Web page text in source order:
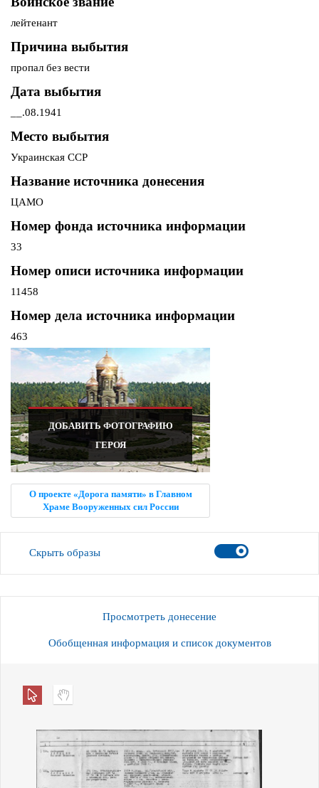
лейтенант
Причина выбытия
пропал без вести
Дата выбытия
__.08.1941
Место выбытия
Украинская ССР
Название источника донесения
ЦАМО
Номер фонда источника информации
33
Номер описи источника информации
11458
Номер дела источника информации
463
ДОБАВИТЬ ФОТОГРАФИЮ
ГЕРОЯ
О проекте «Дорога памяти» в Главном
Храме Вооруженных сил России
Скрыть образы
Просмотреть донесение
Обобщенная информация и список документов